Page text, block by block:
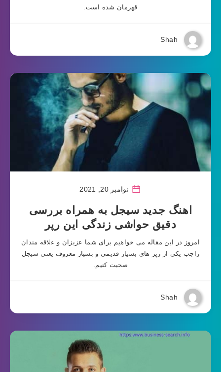
قهرمان شده است.
Shah
نوامبر 20, 2021
اهنگ جدید سیجل به همراه بررسی
دقیق حواشی زندگی این رپر
امروز در این مقاله می خواهیم برای شما عزیزان و علاقه مندان
راجب یکی از رپر های بسیار قدیمی و بسیار معروف یعنی سیجل
صحبت کنیم.
Shah